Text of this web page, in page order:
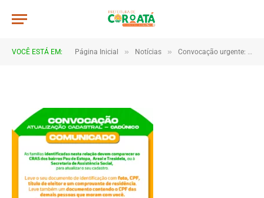
VOCÊ ESTÁ EM: Página Inicial » Notícias » Convocação urgente: atualização cadastral é obrigatória para manter benefícios sociais
cadunico